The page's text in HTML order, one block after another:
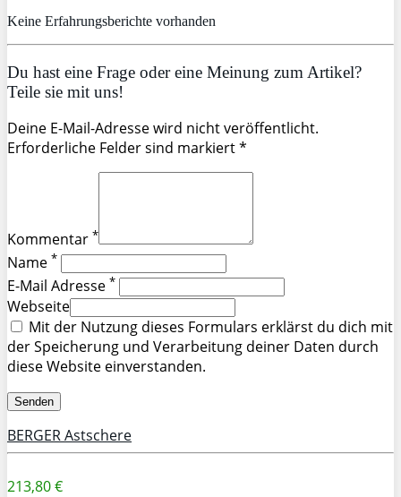
Keine Erfahrungsberichte vorhanden
Du hast eine Frage oder eine Meinung zum Artikel?
Teile sie mit uns!
Deine E-Mail-Adresse wird nicht veröffentlicht.
Erforderliche Felder sind markiert *
Kommentar *
Name *
E-Mail Adresse *
Webseite
Mit der Nutzung dieses Formulars erklärst du dich mit
der Speicherung und Verarbeitung deiner Daten durch
diese Website einverstanden.
BERGER Astschere
213,80 €